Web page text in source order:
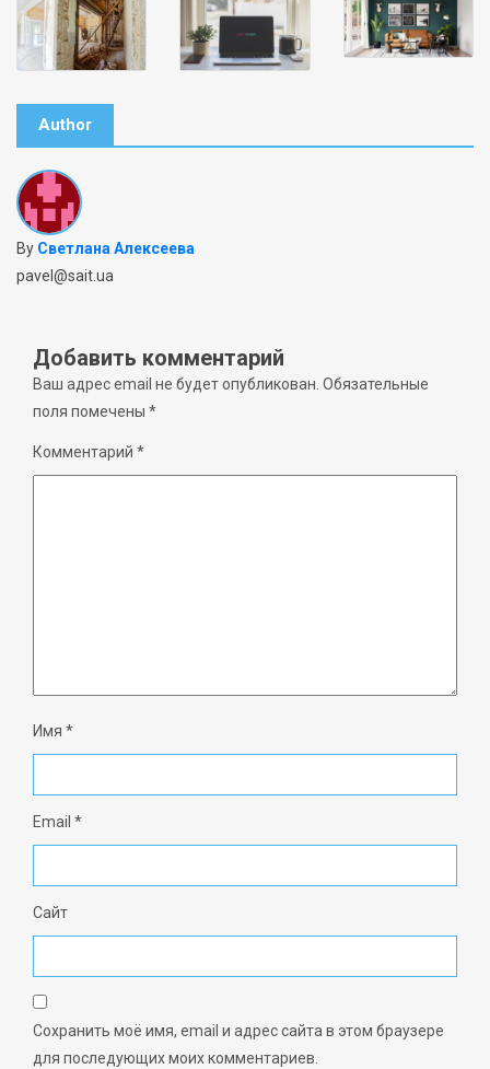
Author
By Светлана Алексеева
pavel@sait.ua
Добавить комментарий
Ваш адрес email не будет опубликован. Обязательные
поля помечены *
Комментарий *
Имя *
Email *
Сайт
Сохранить моё имя, email и адрес сайта в этом браузере
для последующих моих комментариев.